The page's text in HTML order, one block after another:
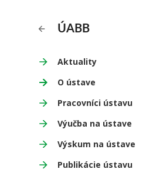
ÚABB
Aktuality
O ústave
Pracovníci ústavu
Výučba na ústave
Výskum na ústave
Publikácie ústavu